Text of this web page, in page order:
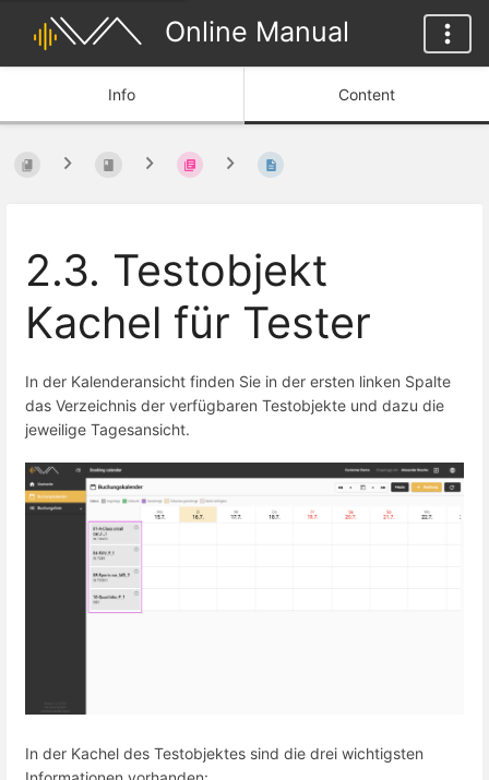
Online Manual
Info Content
2.3. Testobjekt
Kachel für Tester
In der Kalenderansicht finden Sie in der ersten linken Spalte
das Verzeichnis der verfügbaren Testobjekte und dazu die
jeweilige Tagesansicht.
In der Kachel des Testobjektes sind die drei wichtigsten